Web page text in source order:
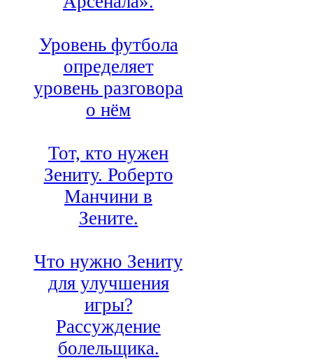
Уровень футбола
определяет
уровень разговора
о нём
Тот, кто нужен
Зениту. Роберто
Манчини в
Зените.
Что нужно Зениту
для улучшения
игры?
Рассуждение
болельщика.